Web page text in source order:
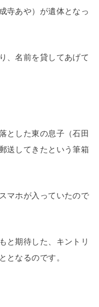
寺あや）が遺体となっ
、名前を貸してあげて
とした東の息子（石田
送してきたという筆箱
マホが入っていたので
と期待した、キントリ
となるのです。